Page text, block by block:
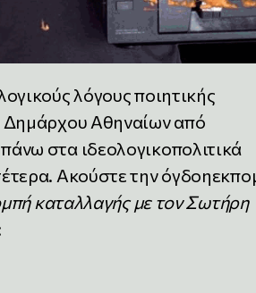
λόγους ποιητικής
Δημάρχου Αθηναίων από
στα ιδεολογικοπολιτικά
Ακούστε την
καταλλαγής με τον Σωτήρη